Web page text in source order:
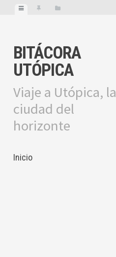
BITÁCORA
UTÓPICA
Viaje a Utópica, la
ciudad del
horizonte
Inicio